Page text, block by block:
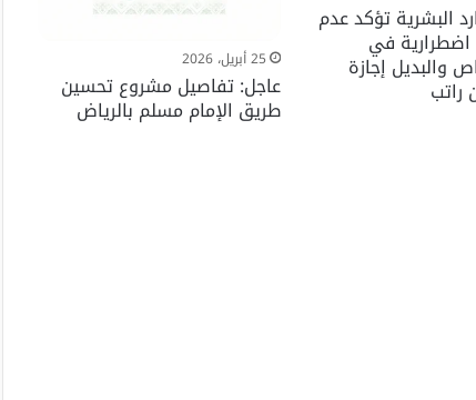
البشرية تؤكد عدم
اضطرارية في
والبديل إجازة
راتب
25 أبريل، 2026
عاجل: تفاصيل مشروع تحسين
طريق الإمام مسلم بالرياض